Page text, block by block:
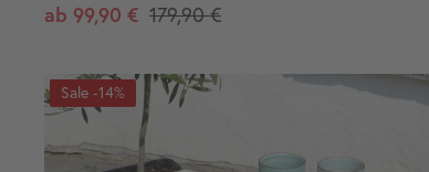
ab 99,90 € 179,90 €
-14%